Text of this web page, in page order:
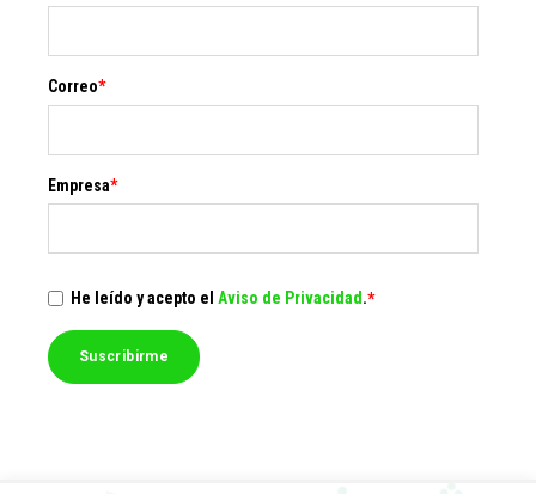
Correo*
Empresa*
He leído y acepto el Aviso de Privacidad.*